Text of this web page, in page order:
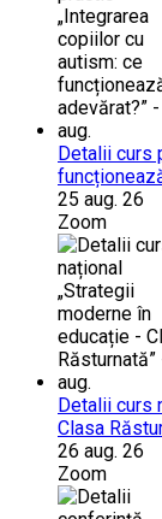
Detalii curs
25 aug. 26
Zoom
Detalii curs
Clasa
26 aug. 26
Zoom